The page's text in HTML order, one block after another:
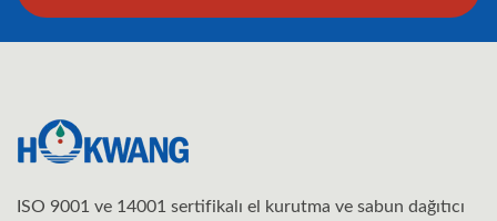
ISO 9001 ve 14001 sertifikalı el kurutma ve sabun dağıtıcı